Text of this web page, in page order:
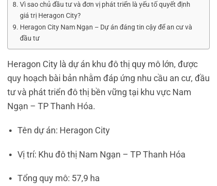
Vì sao chủ đầu tư và đơn vị phát triển là yếu tố quyết định
giá trị Heragon City?
Heragon City Nam Ngạn – Dự án đáng tin cậy để an cư và
đầu tư
Heragon City là dự án khu đô thị quy mô lớn, được
quy hoạch bài bản nhằm đáp ứng nhu cầu an cư, đầu
tư và phát triển đô thị bền vững tại khu vực Nam
Ngạn – TP Thanh Hóa.
Tên dự án: Heragon City
Vị trí: Khu đô thị Nam Ngạn – TP Thanh Hóa
Tổng quy mô: 57,9 ha